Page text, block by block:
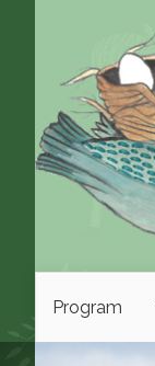
Program